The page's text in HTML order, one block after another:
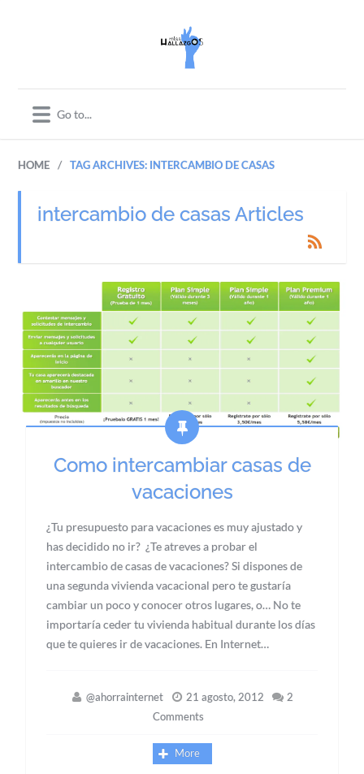
HOME / TAG ARCHIVES: INTERCAMBIO DE CASAS
intercambio de casas Articles
Como intercambiar casas de
vacaciones
¿Tu presupuesto para vacaciones es muy ajustado y
has decidido no ir? ¿Te atreves a probar el
intercambio de casas de vacaciones? Si dispones de
una segunda vivienda vacacional pero te gustaría
cambiar un poco y conocer otros lugares, o… No te
importaría ceder tu vivienda habitual durante los días
que te quieres ir de vacaciones. En Internet…
@ahorrainternet 21 agosto, 2012
2
Comments
More